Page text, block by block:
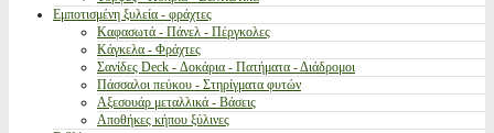
Εμποτισμένη ξυλεία - φράχτες
Καφασωτά - Πάνελ - Πέργκολες
Κάγκελα - Φράχτες
Σανίδες Deck - Δοκάρια - Πατήματα - Διάδρομοι
Πάσσαλοι πεύκου - Στηρίγματα φυτών
Αξεσουάρ μεταλλικά - Βάσεις
Αποθήκες κήπου ξύλινες